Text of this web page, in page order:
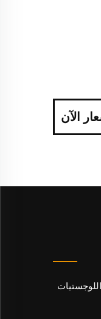
الآن
اللوجستيات